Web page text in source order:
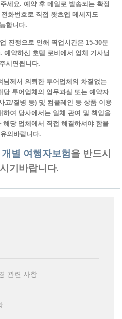
세요. 예약 후 메일로 발송되는 확정
화번호로 직접 왓츠엡 메세지도
합니다.
진행으로 인해 픽업시간은 15-30분
예약하신 호텔 로비에서 업체 기사님
시면됩니다.
님께서 의뢰한 투어업체의 차질없는
당 투어업체의 업무과실 또는 예약자
고/질병 등) 및 컴플레인 등 상품 이용
하여 당사에서는 일체 관여 및 책임을
해당 업체에서 직접 해결하셔야 함을
의바랍니다.
개별 여행자보험을 반드시
기바랍니다.
관련 사항